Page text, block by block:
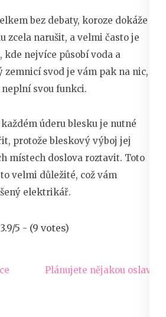
bez debaty, koroze dokáže
zcela narušit, a velmi často je
kde nejvíce působí voda a
zemnicí svod je vám pak na nic,
svou funkci.
úderu blesku je nutné
protože bleskový výboj jej
místech doslova roztavit. Toto
velmi důležité, což vám
elektrikář.
3.9/5 - (9 votes)
Plánujete nějakou oslavu?